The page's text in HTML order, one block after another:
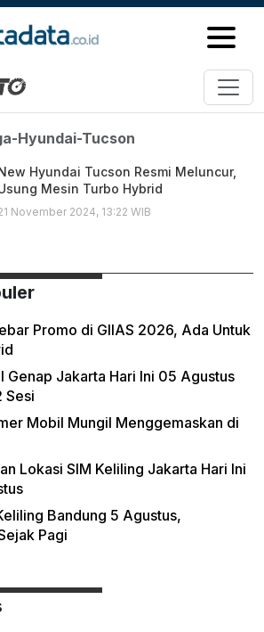
Tucson
Hyundai-Tucson
Hyundai Tucson Resmi Meluncur,
Mesin Turbo Hybrid
November 2024, 13:22 WIB
Promo di GIIAS 2026, Ada Untuk
Genap Jakarta Hari Ini 05 Agustus
Sesi
Mobil Mungil Menggemaskan di
Lokasi SIM Keliling Jakarta Hari Ini
Bandung 5 Agustus,
Pagi